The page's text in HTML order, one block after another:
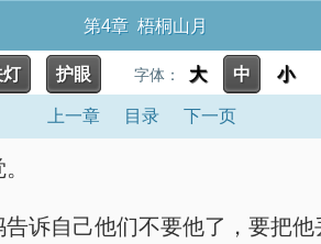
第4章 梧桐山月
灯 护眼 字体： 大 中 小
上一章 目录 下一页
诉自己他们不要他了，要把他